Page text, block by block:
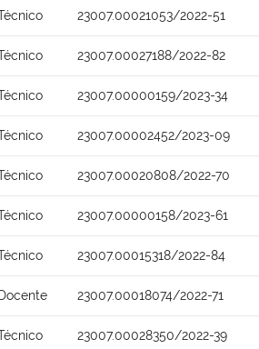
23007.00021053/2022-51
23007.00027188/2022-82
23007.00000159/2023-34
23007.00002452/2023-09
23007.00020808/2022-70
23007.00000158/2023-61
23007.00015318/2022-84
23007.00018074/2022-71
23007.00028350/2022-39